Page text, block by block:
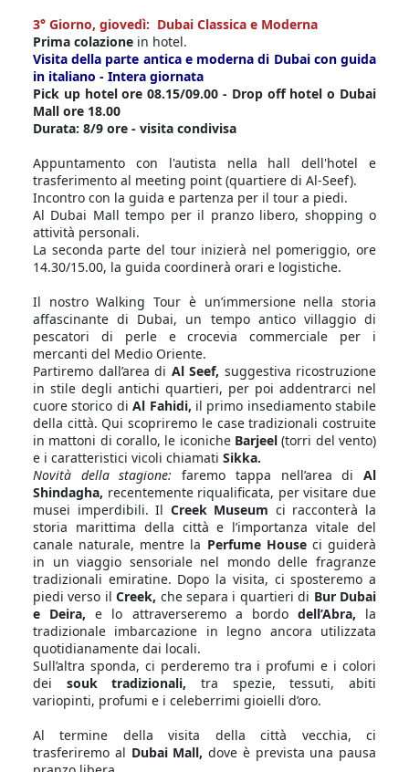
3° Giorno, giovedì: Dubai Classica e Moderna
Prima colazione in hotel.
Visita della parte antica e moderna di Dubai con guida
in italiano - Intera giornata
Pick up hotel ore 08.15/09.00 - Drop off hotel o Dubai
Mall ore 18.00
Durata: 8/9 ore - visita condivisa
Appuntamento con l'autista nella hall dell'hotel e
trasferimento al meeting point (quartiere di Al-Seef).
Incontro con la guida e partenza per il tour a piedi.
Al Dubai Mall tempo per il pranzo libero, shopping o
attività personali.
La seconda parte del tour inizierà nel pomeriggio, ore
14.30/15.00, la guida coordinerà orari e logistiche.
Il nostro Walking Tour è un’immersione nella storia
affascinante di Dubai, un tempo antico villaggio di
pescatori di perle e crocevia commerciale per i
mercanti del Medio Oriente.
Partiremo dall’area di Al Seef, suggestiva ricostruzione
in stile degli antichi quartieri, per poi addentrarci nel
cuore storico diAl Fahidi, il primo insediamento stabile
della città. Qui scopriremo le case tradizionali costruite
in mattoni di corallo, le iconiche Barjeel(torri del vento)
e i caratteristici vicoli chiamati Sikka.
Novità della stagione:faremo tappa nell’area diAl
Shindagha, recentemente riqualificata, per visitare due
musei imperdibili. Il Creek Museum ci racconterà la
storia marittima della città e l’importanza vitale del
canale naturale, mentre la Perfume Houseci guiderà
in un viaggio sensoriale nel mondo delle fragranze
tradizionali emiratine. Dopo la visita, ci sposteremo a
piedi verso ilCreek, che separa i quartieri di Bur Dubai
e Deira, e lo attraverseremo a bordo dell’Abra, la
tradizionale imbarcazione in legno ancora utilizzata
quotidianamente dai locali.
Sull’altra sponda, ci perderemo tra i profumi e i colori
dei souk tradizionali, tra spezie, tessuti, abiti
variopinti, profumi e i celeberrimi gioielli d’oro.
Al termine della visita della città vecchia, ci
trasferiremo al Dubai Mall, dove è prevista una pausa